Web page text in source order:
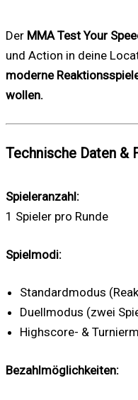
Der MMA Test Your
und Action in deine
moderne
wollen.
Technische Daten &
Spieleranzahl:
1 Spieler pro Runde
Spielmodi:
Standardmodus
Duellmodus (zwei
Highscore- &
Bezahlmöglichkeiten: